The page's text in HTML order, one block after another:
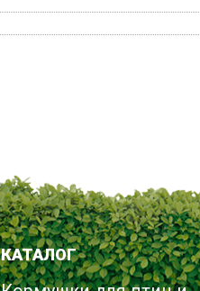
КАТАЛОГ